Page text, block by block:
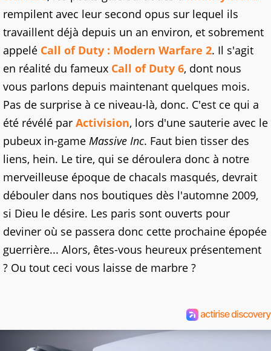
rempilent avec leur second opus sur lequel ils
travaillent déjà depuis un an environ, et sobrement
appelé Call of Duty : Modern Warfare 2. Il s'agit
en réalité du fameux Call of Duty 6, dont nous
vous parlons depuis maintenant quelques mois.
Pas de surprise à ce niveau-là, donc. C'est ce qui a
été révélé par Activision, lors d'une sauterie avec le
pubeux in-game Massive Inc. Faut bien tisser des
liens, hein. Le tire, qui se déroulera donc à notre
merveilleuse époque de chacals masqués, devrait
débouler dans nos boutiques dès l'automne 2009,
si Dieu le désire. Les paris sont ouverts pour
deviner où se passera donc cette prochaine épopée
guerrière... Alors, êtes-vous heureux présentement
? Ou tout ceci vous laisse de marbre ?